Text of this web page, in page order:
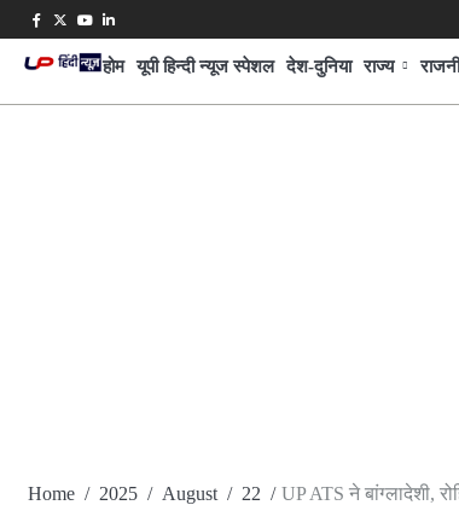
to
content
Facebook
TwitterYoutubeLinkedin
होम यूपी हिन्दी न्यूज स्पेशल देश-दुनिया राज्य
Home 2025 August 22 UP ATS ने बांग्लादेशी,